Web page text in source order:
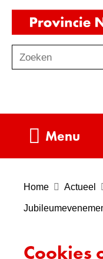
o
Zoeken
Menu
Home Actueel
Cookies